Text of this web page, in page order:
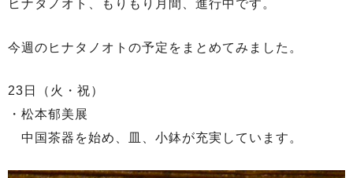
ヒナタノオト、もりもり月間、進行中です。
今週のヒナタノオトの予定をまとめてみました。
23日（火・祝）
・松本郁美展
中国茶器を始め、皿、小鉢が充実しています。